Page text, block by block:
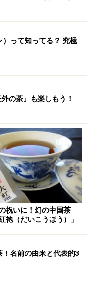
ール茶がついて800
って知ってる？ 究極
の茶」も楽しもう！
祝いに！幻の中国茶
紅袍（だいこうほう）」
！名前の由来と代表的3